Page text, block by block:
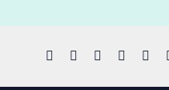
Facebook Reddit